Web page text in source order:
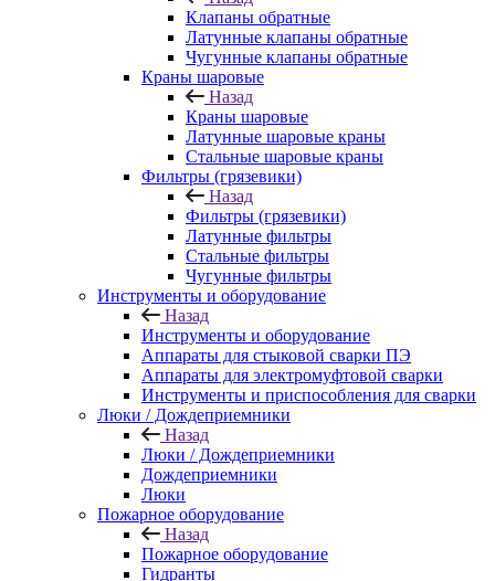
Клапаны обратные
Латунные клапаны обратные
Чугунные клапаны обратные
Краны шаровые
Назад
Краны шаровые
Латунные шаровые краны
Стальные шаровые краны
Фильтры (грязевики)
Назад
Фильтры (грязевики)
Латунные фильтры
Стальные фильтры
Чугунные фильтры
Инструменты и оборудование
Назад
Инструменты и оборудование
Аппараты для стыковой сварки ПЭ
Аппараты для электромуфтовой сварки
Инструменты и приспособления для сварки
Люки / Дождеприемники
Назад
Люки / Дождеприемники
Дождеприемники
Люки
Пожарное оборудование
Назад
Пожарное оборудование
Гидранты